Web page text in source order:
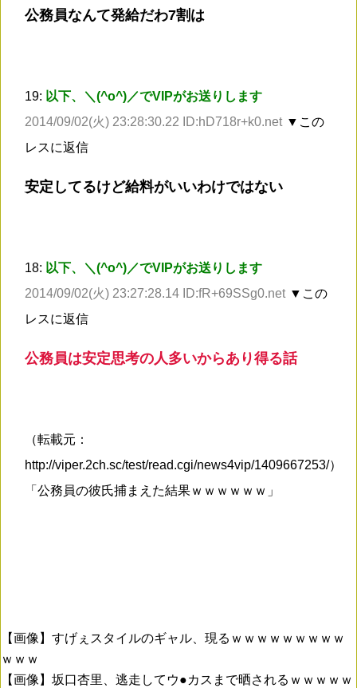
公務員なんて発給だわ7割は
19: 以下、＼(^o^)／でVIPがお送りします
2014/09/02(火) 23:28:30.22 ID:hD718r+k0.net ▼この
レスに返信
安定してるけど給料がいいわけではない
18: 以下、＼(^o^)／でVIPがお送りします
2014/09/02(火) 23:27:28.14 ID:fR+69SSg0.net ▼この
レスに返信
公務員は安定思考の人多いからあり得る話
（転載元：
http://viper.2ch.sc/test/read.cgi/news4vip/1409667253/）
「公務員の彼氏捕まえた結果ｗｗｗｗｗｗ」
【画像】すげぇスタイルのギャル、現るｗｗｗｗｗｗｗｗｗ
ｗｗｗ
【画像】坂口杏里、逃走してウ●カスまで晒されるｗｗｗｗｗ